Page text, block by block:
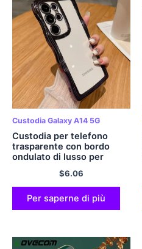
Custodia Galaxy A14 5G
Custodia per telefono
trasparente con bordo
ondulato di lusso per
Samsung S23 Ultra Plus
S22 Ultra Plus A14 A13 5G
Nota 20 Cover morbida per
paraurti ultra placcante
$6.06
Per saperne di più